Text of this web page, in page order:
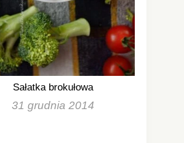
Sałatka brokułowa
31 grudnia 2014